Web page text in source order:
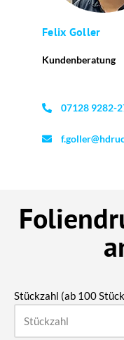
Felix Goller
Kundenberatung
07128 9282-
Stückzahl (ab 100